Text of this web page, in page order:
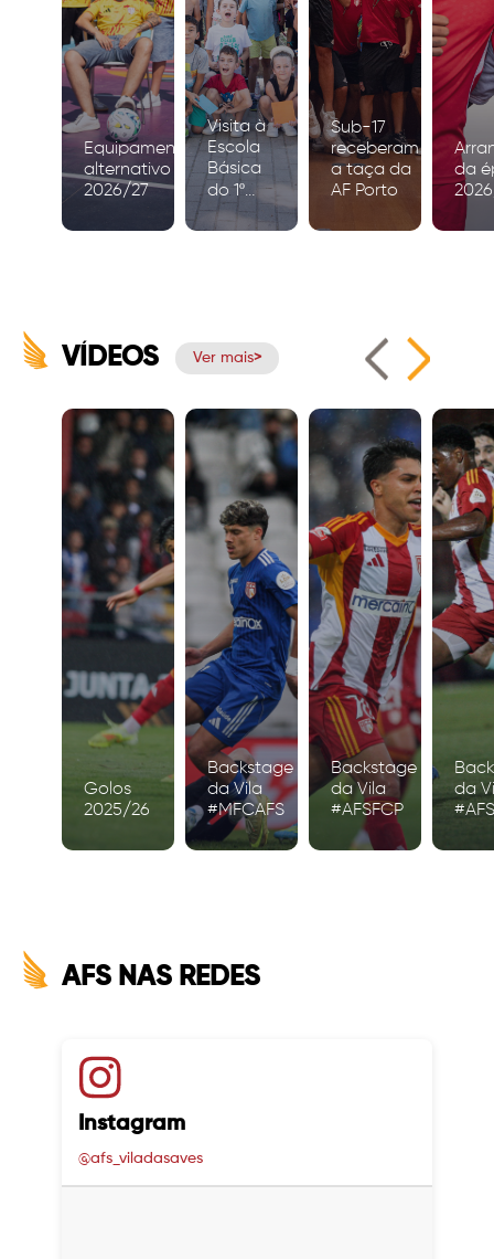
Equipamento
alternativo
2026/27
Visita à
Escola
Básica
do 1º
Ciclo de
Igreja
Sub-17
receberam
a taça da
AF Porto
da
VÍDEOS Ver mais
Golos
2025/26
Backstage
da Vila
#MFCAFS
Backstage
da Vila
#AFSFCP
da
AFS NAS REDES
Instagram
@afs_viladasaves